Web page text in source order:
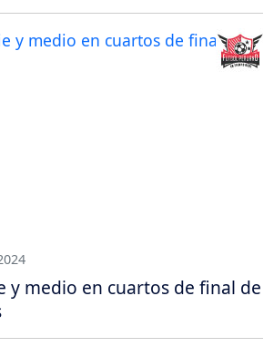
y medio en cuartos de final de